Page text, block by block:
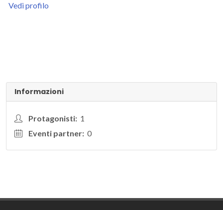
Vedi profilo
Informazioni
Protagonisti: 1
Eventi partner: 0